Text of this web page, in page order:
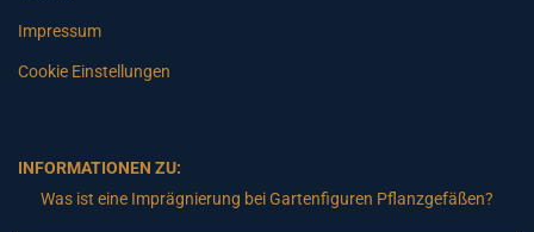
Impressum
Cookie Einstellungen
INFORMATIONEN ZU:
Was ist eine Imprägnierung bei Gartenfiguren Pflanzgefäßen?